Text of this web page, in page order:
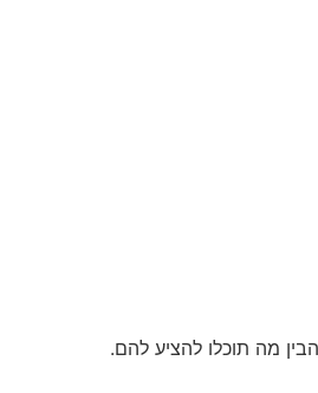
מה תוכלו להציע להם.